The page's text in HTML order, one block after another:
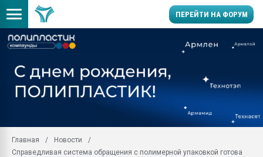
ПЕРЕЙТИ НА ФОРУМ
заводу пластмасс"
Главная
Новости
Справедливая система обращения с полимерной упаковкой готова